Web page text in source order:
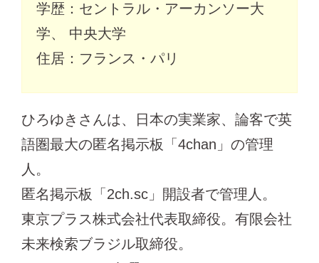
学歴：セントラル・アーカンソー大
学、 中央大学
住居：フランス・パリ
ひろゆきさんは、日本の実業家、論客で英
語圏最大の匿名掲示板「4chan」の管理
人。
匿名掲示板「2ch.sc」開設者で管理人。
東京プラス株式会社代表取締役。有限会社
未来検索ブラジル取締役。